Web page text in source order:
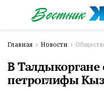
Главная Новости
В Талдыкоргане
петроглифы